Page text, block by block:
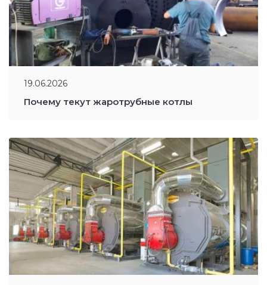
19.06.2026
Почему текут жаротрубные котлы